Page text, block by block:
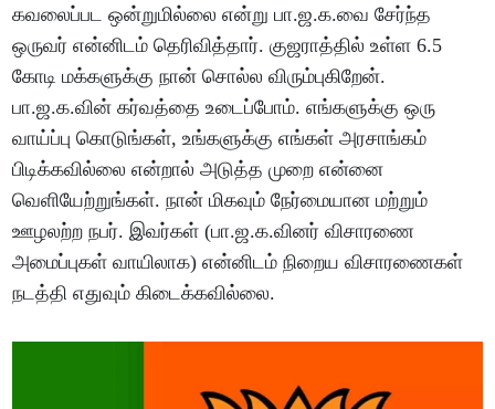
கவலைப்பட ஒன்றுமில்லை என்று பா.ஜ.க.வை சேர்ந்த
ஒருவர் என்னிடம் தெரிவித்தார். குஜராத்தில் உள்ள 6.5
கோடி மக்களுக்கு நான் சொல்ல விரும்புகிறேன்.
பா.ஜ.க.வின் கர்வத்தை உடைப்போம். எங்களுக்கு ஒரு
வாய்ப்பு கொடுங்கள், உங்களுக்கு எங்கள் அரசாங்கம்
பிடிக்கவில்லை என்றால் அடுத்த முறை என்னை
வெளியேற்றுங்கள். நான் மிகவும் நேர்மையான மற்றும்
ஊழலற்ற நபர். இவர்கள் (பா.ஜ.க.வினர் விசாரணை
அமைப்புகள் வாயிலாக) என்னிடம் நிறைய விசாரணைகள்
நடத்தி எதுவும் கிடைக்கவில்லை.